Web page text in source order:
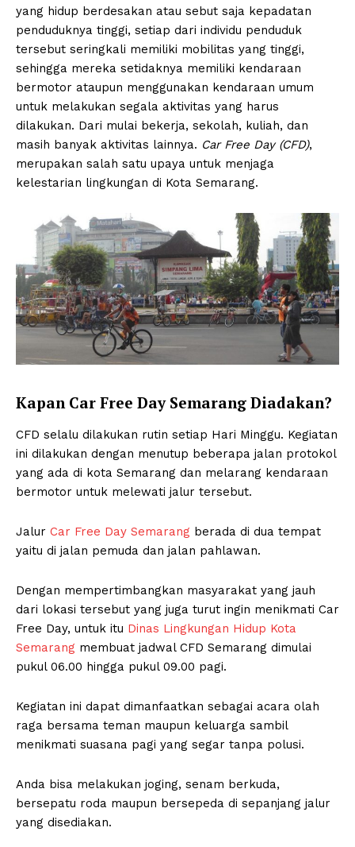
yang hidup berdesakan atau sebut saja kepadatan
penduduknya tinggi, setiap dari individu penduduk
tersebut seringkali memiliki mobilitas yang tinggi,
sehingga mereka setidaknya memiliki kendaraan
bermotor ataupun menggunakan kendaraan umum
untuk melakukan segala aktivitas yang harus
dilakukan. Dari mulai bekerja, sekolah, kuliah, dan
masih banyak aktivitas lainnya. Car Free Day (CFD),
merupakan salah satu upaya untuk menjaga
kelestarian lingkungan di Kota Semarang.
Kapan Car Free Day Semarang Diadakan?
CFD selalu dilakukan rutin setiap Hari Minggu. Kegiatan
ini dilakukan dengan menutup beberapa jalan protokol
yang ada di kota Semarang dan melarang kendaraan
bermotor untuk melewati jalur tersebut.
Jalur Car Free Day Semarang berada di dua tempat
yaitu di jalan pemuda dan jalan pahlawan.
Dengan mempertimbangkan masyarakat yang jauh
dari lokasi tersebut yang juga turut ingin menikmati Car
Free Day, untuk itu Dinas Lingkungan Hidup Kota
Semarang membuat jadwal CFD Semarang dimulai
pukul 06.00 hingga pukul 09.00 pagi.
Kegiatan ini dapat dimanfaatkan sebagai acara olah
raga bersama teman maupun keluarga sambil
menikmati suasana pagi yang segar tanpa polusi.
Anda bisa melakukan joging, senam berkuda,
bersepatu roda maupun bersepeda di sepanjang jalur
yang disediakan.